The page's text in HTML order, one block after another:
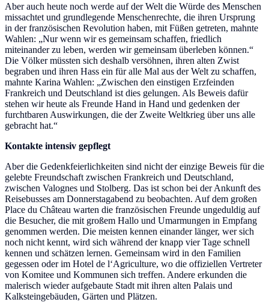
Aber auch heute noch werde auf der Welt die Würde des Menschen
missachtet und grundlegende Menschenrechte, die ihren Ursprung
in der französischen Revolution haben, mit Füßen getreten, mahnte
Wahlen: „Nur wenn wir es gemeinsam schaffen, friedlich
miteinander zu leben, werden wir gemeinsam überleben können.“
Die Völker müssten sich deshalb versöhnen, ihren alten Zwist
begraben und ihren Hass ein für alle Mal aus der Welt zu schaffen,
mahnte Karina Wahlen: „Zwischen den einstigen Erzfeinden
Frankreich und Deutschland ist dies gelungen. Als Beweis dafür
stehen wir heute als Freunde Hand in Hand und gedenken der
furchtbaren Auswirkungen, die der Zweite Weltkrieg über uns alle
gebracht hat.“
Kontakte intensiv gepflegt
Aber die Gedenkfeierlichkeiten sind nicht der einzige Beweis für die
gelebte Freundschaft zwischen Frankreich und Deutschland,
zwischen Valognes und Stolberg. Das ist schon bei der Ankunft des
Reisebusses am Donnerstagabend zu beobachten. Auf dem großen
Place du Château warten die französischen Freunde ungeduldig auf
die Besucher, die mit großem Hallo und Umarmungen in Empfang
genommen werden. Die meisten kennen einander länger, wer sich
noch nicht kennt, wird sich während der knapp vier Tage schnell
kennen und schätzen lernen. Gemeinsam wird in den Familien
gegessen oder im Hotel de l‘Agriculture, wo die offiziellen Vertreter
von Komitee und Kommunen sich treffen. Andere erkunden die
malerisch wieder aufgebaute Stadt mit ihren alten Palais und
Kalksteingebäuden, Gärten und Plätzen.